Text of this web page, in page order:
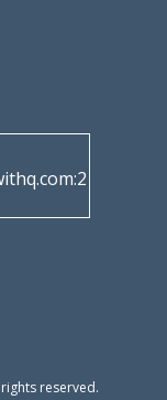
%
reserved.